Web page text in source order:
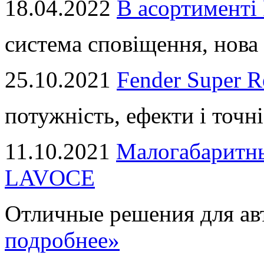
18.04.2022 В
система сповіщення,
25.10.2021 Fender Super
потужність, ефекти і
11.10.2021
LAVOCE
Отличные решения для
подробнее»